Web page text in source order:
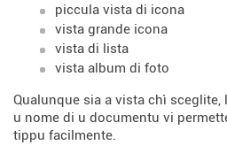
piccula vista di icona
vista grande icona
vista di lista
vista album di foto
Qualunque sia a vista chì
u nome di u documentu vi
tippu facilmente.